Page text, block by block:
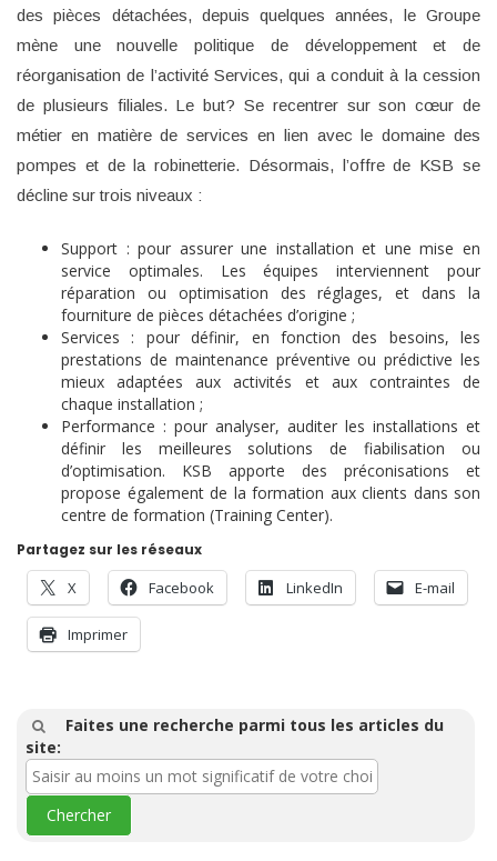
des pièces détachées, depuis quelques années, le Groupe
mène une nouvelle politique de développement et de
réorganisation de l’activité Services, qui a conduit à la cession
de plusieurs filiales. Le but? Se recentrer sur son cœur de
métier en matière de services en lien avec le domaine des
pompes et de la robinetterie. Désormais, l’offre de KSB se
décline sur trois niveaux :
Support : pour assurer une installation et une mise en
service optimales. Les équipes interviennent pour
réparation ou optimisation des réglages, et dans la
fourniture de pièces détachées d’origine ;
Services : pour définir, en fonction des besoins, les
prestations de maintenance préventive ou prédictive les
mieux adaptées aux activités et aux contraintes de
chaque installation ;
Performance : pour analyser, auditer les installations et
définir les meilleures solutions de fiabilisation ou
d’optimisation. KSB apporte des préconisations et
propose également de la formation aux clients dans son
centre de formation (Training Center).
Partagez sur les réseaux
X Facebook LinkedIn E-mail
Imprimer
Faites une recherche parmi tous les articles du
site: